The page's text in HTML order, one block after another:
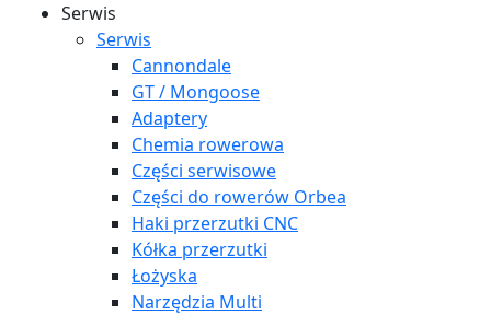
Serwis
Serwis
Cannondale
GT / Mongoose
Adaptery
Chemia rowerowa
Części serwisowe
Części do rowerów Orbea
Haki przerzutki CNC
Kółka przerzutki
Łożyska
Narzędzia Multi